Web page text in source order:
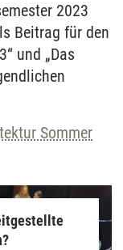
2023
Beitrag für den
und „Das
Sommer